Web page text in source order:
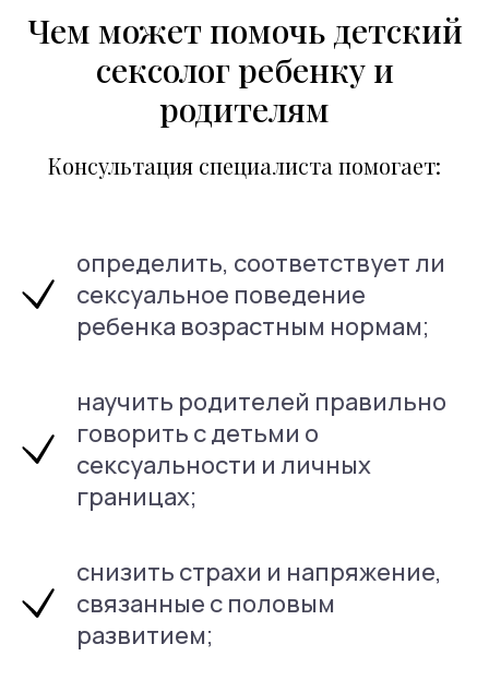
Чем может помочь детский
сексолог ребенку и
родителям
Консультация специалиста помогает:
определить, соответствует ли
сексуальное поведение
ребенка возрастным нормам;
научить родителей правильно
говорить с детьми о
сексуальности и личных
границах;
снизить страхи и напряжение,
связанные с половым
развитием;
Вопросы и ответы
частых вопросов,
и быстрее найти
ответ.